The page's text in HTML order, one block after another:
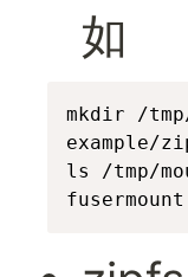
如
mkdir /
example/
ls /tmp/